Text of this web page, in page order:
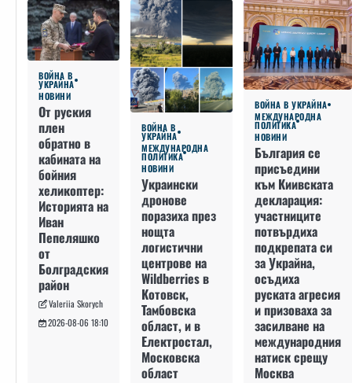
ВОЙНА В
УКРАЙНА
НОВИНИ
От руския
плен
обратно в
кабината на
бойния
хеликоптер:
Историята на
Иван
Пепеляшко
от
Болградския
район
Valeriia Skorych
2026-08-06 18:10
ВОЙНА В
УКРАЙНА
МЕЖДУНАРОДНА
ПОЛИТИКА
НОВИНИ
Украински
дронове
поразиха през
нощта
логистични
центрове на
Wildberries в
Котовск,
Тамбовска
област, и в
Електростал,
Московска
област
ВОЙНА В УКРАЙНА
МЕЖДУНАРОДНА
ПОЛИТИКА
НОВИНИ
България се
присъедини
към Киивската
декларация:
участниците
потвърдиха
подкрепата си
за Украйна,
осъдиха
руската агресия
и призоваха за
засилване на
международния
натиск срещу
Москва